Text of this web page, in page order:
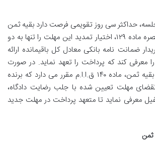
جلسه، حداکثر سی روز تقویمی فرصت دارد بقیه ثمن
را بپردازد. قانون در تبصره ماده ۱۲۹، اختیار تمدید این مهلت را تنها به دو
ضمانت نامه بانکی معادل کل باقیمانده ارائه
معرفی کند که پرداخت را تعهد نماید. در صورت
عدم توانایی پرداخت بقیه ثمن، ماده ۱۴۰ ق.ا.ا.م مقرر می دارد که برنده
مهلت تعیین شده با جلب رضایت دادگاه،
معرفی نماید تا متعهد پرداخت در مهلت جدید
ثمن